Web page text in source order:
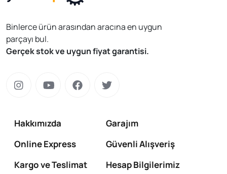
Binlerce ürün arasından aracına en uygun
parçayı bul.
Gerçek stok ve uygun fiyat garantisi.
Hakkımızda
Garajım
Online Express
Güvenli Alışveriş
Kargo ve Teslimat
Hesap Bilgilerimiz